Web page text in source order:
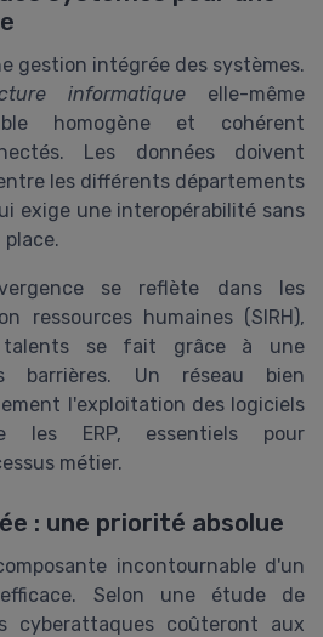
gestion intégrée des systèmes.
informatiqueelle-même
homogène et cohérent
Les données doivent
les différents départements
exige une interopérabilité sans
se reflète dans les
ressources humaines (SIRH),
se fait grâce à une
barrières. Un réseau bien
l'exploitation des logiciels
les ERP, essentiels pour
métier.
: une priorité absolue
incontournable d'un
Selon une étude de
cyberattaques coûteront aux